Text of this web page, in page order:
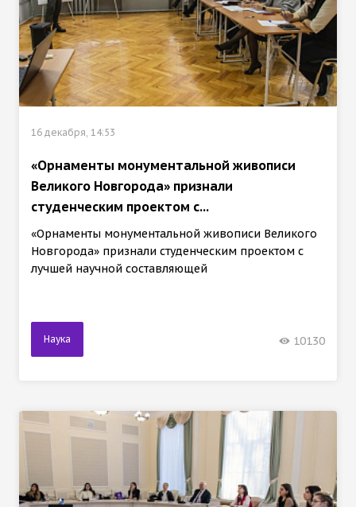
16 декабря, 14:53
«Орнаменты монументальной живописи
Великого Новгорода» признали
студенческим проектом с...
«Орнаменты монументальной живописи Великого
Новгорода» признали студенческим проектом с
лучшей научной составляющей
Наука 10130